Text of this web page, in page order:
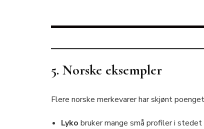
5. Norske eksempler
Flere norske merkevarer har skjønt
Lyko bruker mange små profiler i